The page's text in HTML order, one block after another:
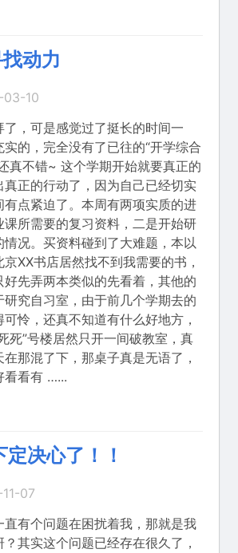
动力
03-10
，可是感觉过了挺长的时间一
的，完全没有了已往的“开学综合
真不错~ 这个学期开始就要真正的
真正的行动了，因为自己已经切实
有点紧迫了。本周有两项实质的进
课所需要的复习资料，二是开始研
情况。买资料碰到了大难题，本以
XX书店居然找不到我需要的书，
先弄两本类似的先看着，其他的
究自习室，由于前几个学期去的
怜，还真不知道有什么好地方，
死”号楼居然只开一间破教室，真
那混了下，那桌子真是无语了，
看看有 …...
定决心了！！
07
直有个问题在困扰着我，那就是我
其实这个问题已经存在很久了，